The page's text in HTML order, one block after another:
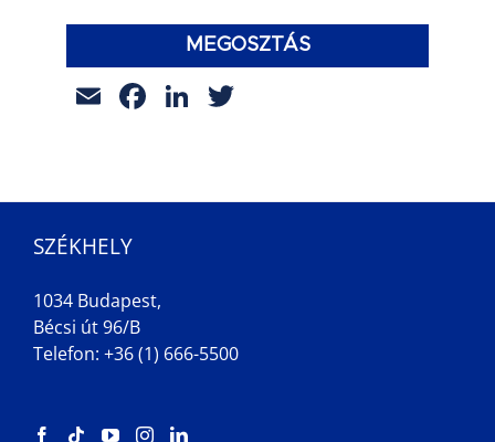
MEGOSZTÁS
EmailFacebook
LinkedIn
SZÉKHELY
1034 Budapest,
Bécsi út 96/B
Telefon: +36 (1) 666-5500